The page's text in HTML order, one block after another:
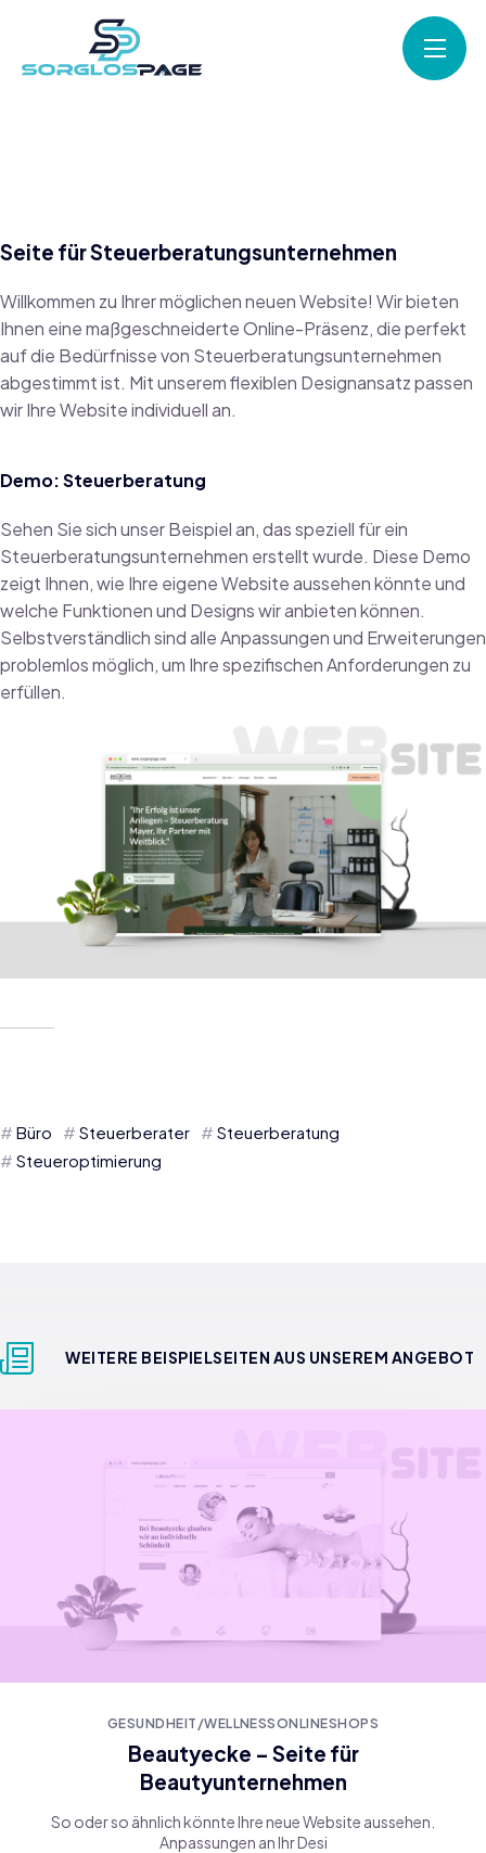
Seite für Steuerberatungsunternehmen
Willkommen zu Ihrer möglichen neuen Website! Wir bieten
Ihnen eine maßgeschneiderte Online-Präsenz, die perfekt
auf die Bedürfnisse von Steuerberatungsunternehmen
abgestimmt ist. Mit unserem flexiblen Designansatz passen
wir Ihre Website individuell an.
Demo:Steuerberatung
Sehen Sie sich unser Beispiel an, das speziell für ein
Steuerberatungsunternehmen erstellt wurde. Diese Demo
zeigt Ihnen, wie Ihre eigene Website aussehen könnte und
welche Funktionen und Designs wir anbieten können.
Selbstverständlich sind alle Anpassungen und Erweiterungen
problemlos möglich, um Ihre spezifischen Anforderungen zu
erfüllen.
Büro Steuerberater
Steuerberatung
Steueroptimierung
WEITERE BEISPIELSEITEN AUS UNSEREM ANGEBOT
GESUNDHEIT/WELLNESSONLINESHOPS
Beautyecke – Seite für
Beautyunternehmen
So oder so ähnlich könnte Ihre neue Website aussehen.
Anpassungen an Ihr Desi